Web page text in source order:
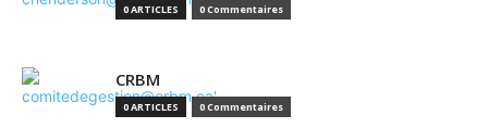
0 ARTICLES 0 Commentaires
CRBM
0 ARTICLES 0 Commentaires